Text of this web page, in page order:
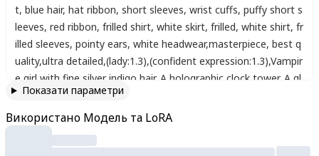
t, blue hair, hat ribbon, short sleeves, wrist cuffs, puffy short s
leeves, red ribbon, frilled shirt, white skirt, frilled, white shirt, fr
illed sleeves, pointy ears, white headwear,masterpiece, best q
uality,ultra detailed,(lady:1.3),(confident expression:1.3),Vampir
e girl with fine silver indigo hair. A holographic clock tower. A gl
owing hexagram in the sky. Lightning. A world with an original
and fantastical atmosphere ,red moon
cinematic lighting
{{bad fingers,bad-anatomy,missing-fingers}}, {{signatur
Показати параметри
Використано Модель та LoRA